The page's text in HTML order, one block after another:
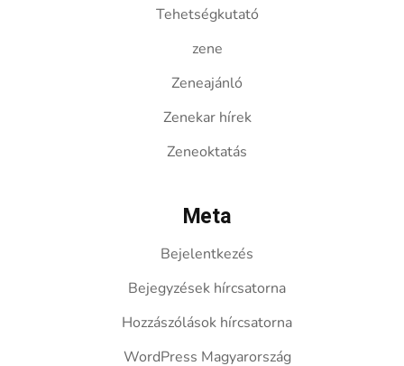
Tehetségkutató
zene
Zeneajánló
Zenekar hírek
Zeneoktatás
Meta
Bejelentkezés
Bejegyzések hírcsatorna
Hozzászólások hírcsatorna
WordPress Magyarország